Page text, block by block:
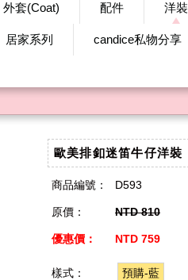
外套(Coat) 配件 洋裝
居家系列 candice私物分享
歐美排釦迷笛牛仔洋裝
商品編號： D593
原價： NTD 810
優惠價： NTD 759
樣式： 預購-藍